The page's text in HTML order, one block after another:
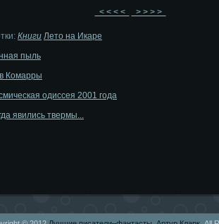
< < < < > > > >
Книги Лето на Икаре
пыль
Комарры
одиссея 2001 года
явились твермы...